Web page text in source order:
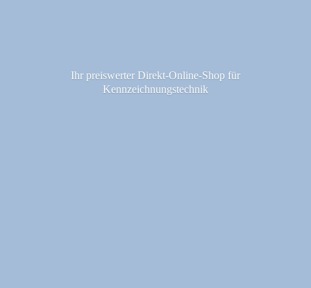
Ihr preiswerter Direkt-Online-Shop für
Kennzeichnungstechnik